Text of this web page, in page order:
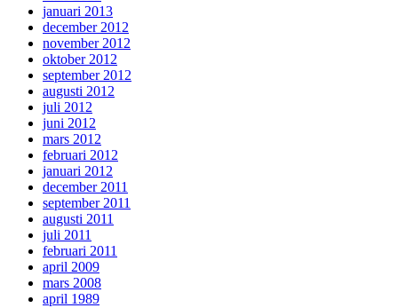
januari 2013
december 2012
november 2012
oktober 2012
september 2012
augusti 2012
juli 2012
juni 2012
mars 2012
februari 2012
januari 2012
december 2011
september 2011
augusti 2011
juli 2011
februari 2011
april 2009
mars 2008
april 1989